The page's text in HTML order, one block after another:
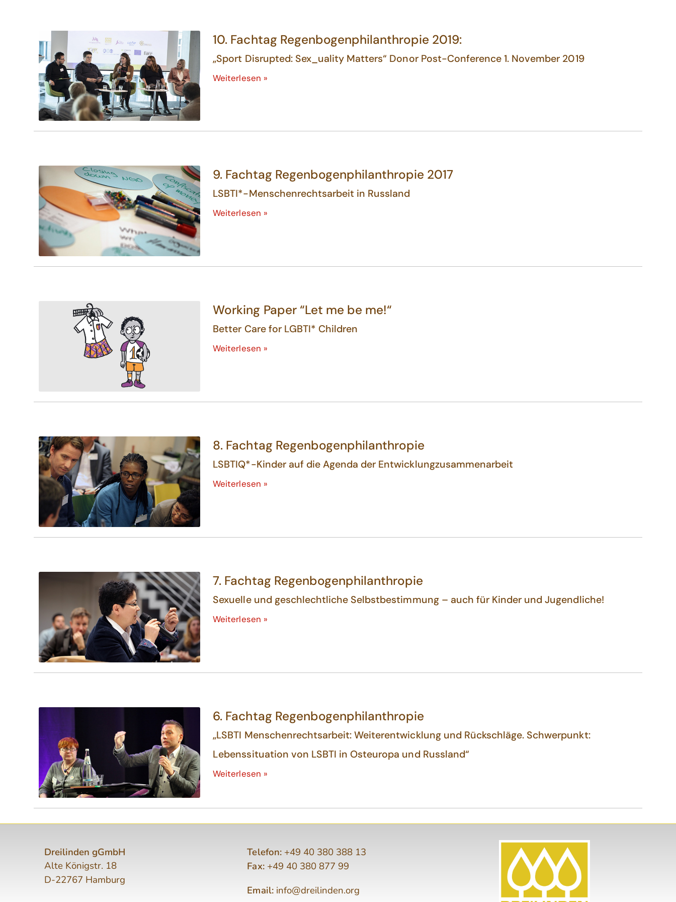
10. Fachtag Regenbogenphilanthropie 2019:
„Sport Disrupted: Sex_uality Matters“ Donor Post-Conference 1. November 2019
Weiterlesen »
9. Fachtag Regenbogenphilanthropie 2017
LSBTI*-Menschenrechtsarbeit in Russland
Weiterlesen »
Working Paper “Let me be me!“
Better Care for LGBTI* Children
Weiterlesen »
8. Fachtag Regenbogenphilanthropie
LSBTIQ*-Kinder auf die Agenda der Entwicklungzusammenarbeit
Weiterlesen »
7. Fachtag Regenbogenphilanthropie
Sexuelle und geschlechtliche Selbstbestimmung – auch für Kinder und Jugendliche!
Weiterlesen »
6. Fachtag Regenbogenphilanthropie
„LSBTI Menschenrechtsarbeit: Weiterentwicklung und Rückschläge. Schwerpunkt:
Lebenssituation von LSBTI in Osteuropa und Russland“
Weiterlesen »
Dreilinden gGmbH
Alte Königstr. 18
D-22767 Hamburg
Telefon:+49 40 380 388 13
Fax:+49 40 380 877 99
Email: info@dreilinden.org